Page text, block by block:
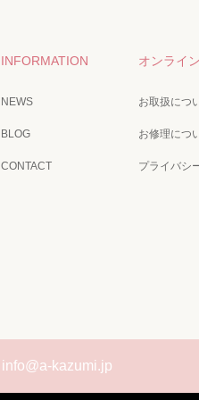
INFORMATION
NEWS
BLOG
CONTACT
オンライ
お取扱につ
お修理につ
プライバシ
info@a-kazumi.jp